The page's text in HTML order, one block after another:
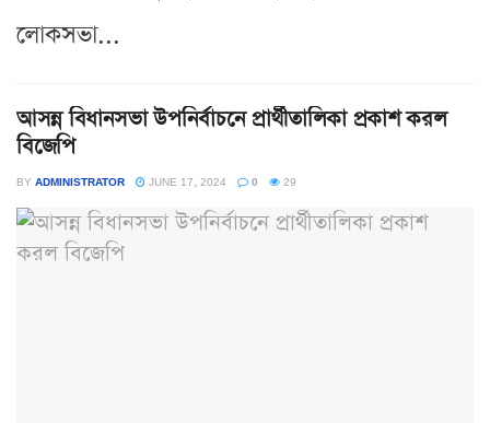
লোকসভা...
আসন্ন বিধানসভা উপনির্বাচনে প্রার্থীতালিকা প্রকাশ করল
বিজেপি
BY ADMINISTRATOR JUNE 17, 2024 0 29